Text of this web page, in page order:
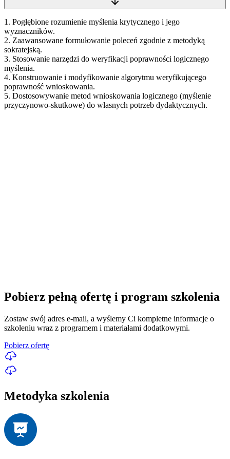
1. Pogłębione rozumienie myślenia krytycznego i jego
wyznaczników.
2. Zaawansowane formułowanie poleceń zgodnie z metodyką
sokratejską.
3. Stosowanie narzędzi do weryfikacji poprawności logicznego
myślenia.
4. Konstruowanie i modyfikowanie algorytmu weryfikującego
poprawność wnioskowania.
5. Dostosowywanie metod wnioskowania logicznego (myślenie
przyczynowo‑skutkowe) do własnych potrzeb dydaktycznych.
Pobierz pełną ofertę i program szkolenia
Zostaw swój adres e-mail, a wyślemy Ci kompletne informacje o
szkoleniu wraz z programem i materiałami dodatkowymi.
Pobierz ofertę
Metodyka szkolenia